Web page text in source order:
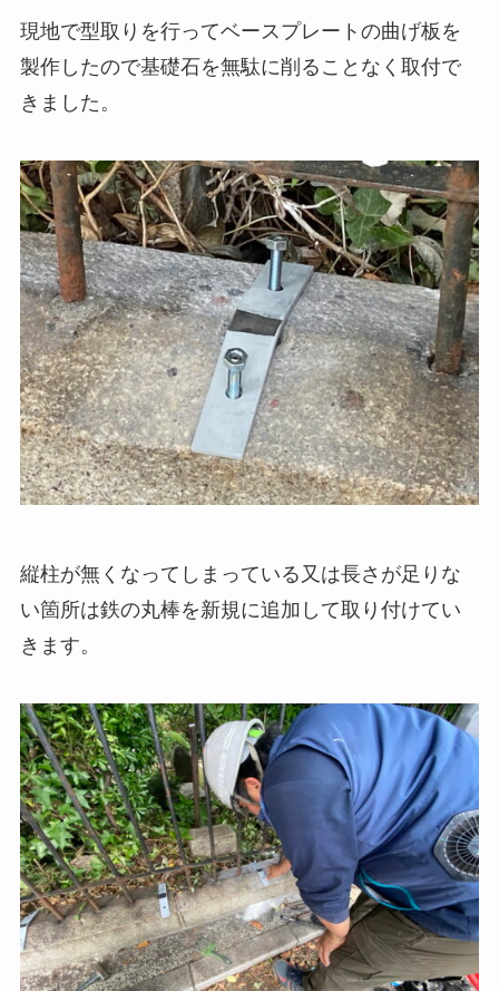
現地で型取りを行ってベースプレートの曲げ板を
製作したので基礎石を無駄に削ることなく取付で
きました。
縦柱が無くなってしまっている又は長さが足りな
い箇所は鉄の丸棒を新規に追加して取り付けてい
きます。